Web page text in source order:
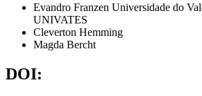
Evandro Franzen Universidade do
UNIVATES
Cleverton Hemming
Magda Bercht
DOI: